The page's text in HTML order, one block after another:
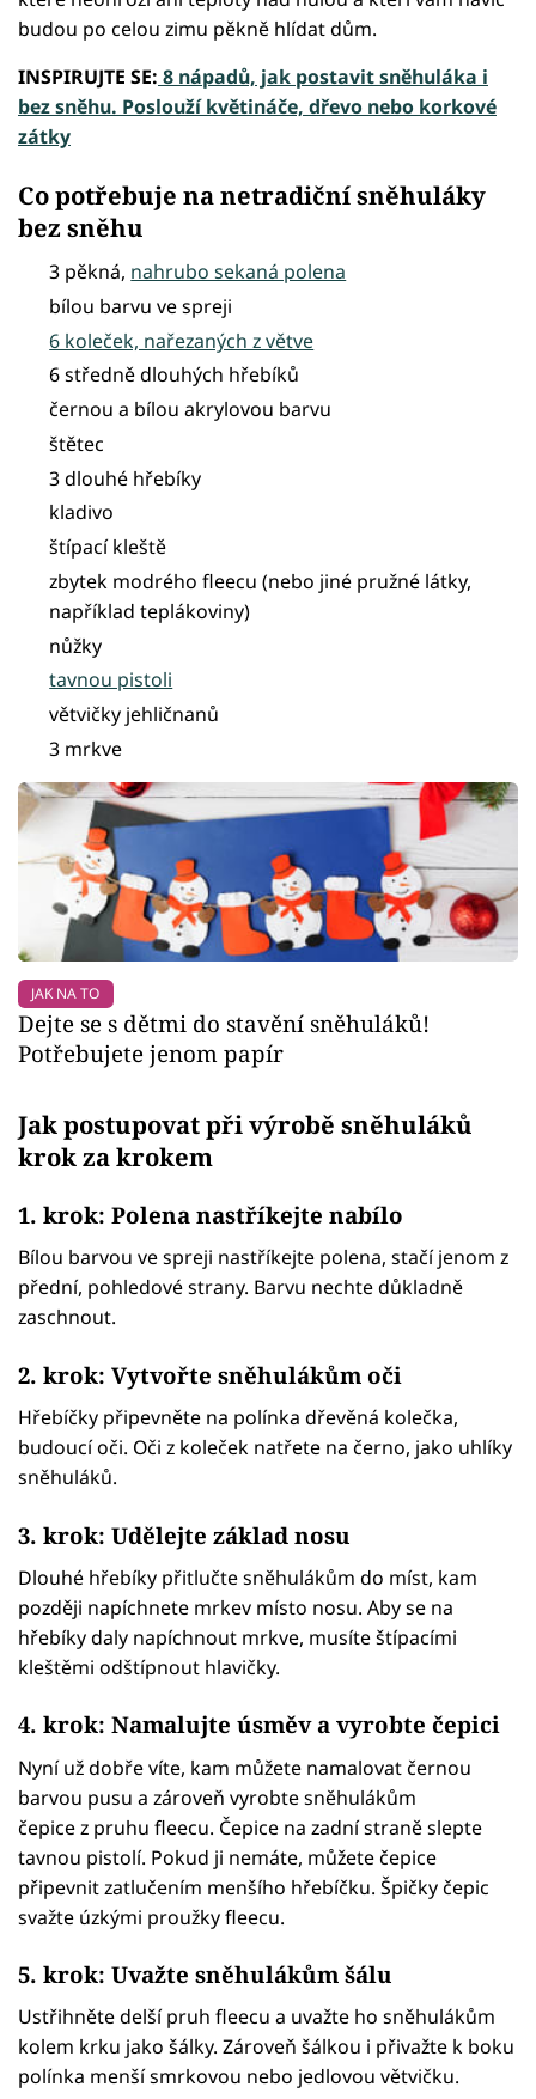
budou po celou zimu pěkně hlídat dům.
INSPIRUJTE SE: 8 nápadů, jak postavit sněhuláka i
bez sněhu. Poslouží květináče, dřevo nebo korkové
zátky
Co potřebuje na netradiční sněhuláky
bez sněhu
3 pěkná, nahrubo sekaná polena
bílou barvu ve spreji
6 koleček, nařezaných z větve
6 středně dlouhých hřebíků
černou a bílou akrylovou barvu
štětec
3 dlouhé hřebíky
kladivo
štípací kleště
zbytek modrého fleecu (nebo jiné pružné látky,
například teplákoviny)
nůžky
tavnou pistoli
větvičky jehličnanů
3 mrkve
JAK NA TO
Dejte se s dětmi do stavění sněhuláků!
Potřebujete jenom papír
Jak postupovat při výrobě sněhuláků
krok za krokem
1. krok: Polena nastříkejte nabílo
Bílou barvou ve spreji nastříkejte polena, stačí jenom z
přední, pohledové strany. Barvu nechte důkladně
zaschnout.
2. krok: Vytvořte sněhulákům oči
Hřebíčky připevněte na polínka dřevěná kolečka,
budoucí oči. Oči z koleček natřete na černo, jako uhlíky
sněhuláků.
3. krok: Udělejte základ nosu
Dlouhé hřebíky přitlučte sněhulákům do míst, kam
později napíchnete mrkev místo nosu. Aby se na
hřebíky daly napíchnout mrkve, musíte štípacími
kleštěmi odštípnout hlavičky.
4. krok: Namalujte úsměv a vyrobte čepici
Nyní už dobře víte, kam můžete namalovat černou
barvou pusu a zároveň vyrobte sněhulákům
čepice z pruhu fleecu. Čepice na zadní straně slepte
tavnou pistolí. Pokud ji nemáte, můžete čepice
připevnit zatlučením menšího hřebíčku. Špičky čepic
svažte úzkými proužky fleecu.
5. krok: Uvažte sněhulákům šálu
Ustřihněte delší pruh fleecu a uvažte ho sněhulákům
kolem krku jako šálky. Zároveň šálkou i přivažte k boku
polínka menší smrkovou nebo jedlovou větvičku.